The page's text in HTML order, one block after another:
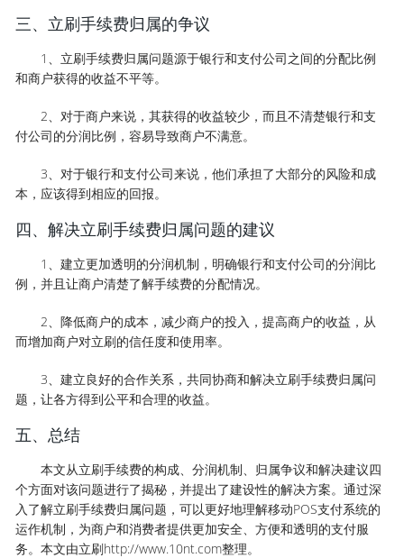
三、立刷手续费归属的争议
1、立刷手续费归属问题源于银行和支付公司之间的分配比例
和商户获得的收益不平等。
2、对于商户来说，其获得的收益较少，而且不清楚银行和支
付公司的分润比例，容易导致商户不满意。
3、对于银行和支付公司来说，他们承担了大部分的风险和成
本，应该得到相应的回报。
四、解决立刷手续费归属问题的建议
1、建立更加透明的分润机制，明确银行和支付公司的分润比
例，并且让商户清楚了解手续费的分配情况。
2、降低商户的成本，减少商户的投入，提高商户的收益，从
而增加商户对立刷的信任度和使用率。
3、建立良好的合作关系，共同协商和解决立刷手续费归属问
题，让各方得到公平和合理的收益。
五、总结
本文从立刷手续费的构成、分润机制、归属争议和解决建议四
个方面对该问题进行了揭秘，并提出了建设性的解决方案。通过深
入了解立刷手续费归属问题，可以更好地理解移动POS支付系统的
运作机制，为商户和消费者提供更加安全、方便和透明的支付服
务。本文由立刷http://www.10nt.com整理。